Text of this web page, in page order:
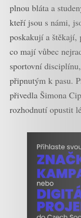
plnou bláta a
kteří jsou s námi,
poskakují a štěkají,
co mají vůbec
sportovní
připnutým k pasu.
přivedla Šimona
rozhodnutí opustit